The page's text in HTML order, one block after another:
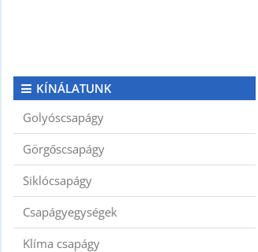
KÍNÁLATUNK
Golyóscsapágy
Görgőscsapágy
Siklócsapágy
Csapágyegységek
Klíma csapágy